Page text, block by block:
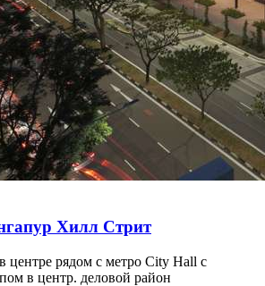
Хилл Стрит
центре рядом с метро City Hall с
в центр. деловой район